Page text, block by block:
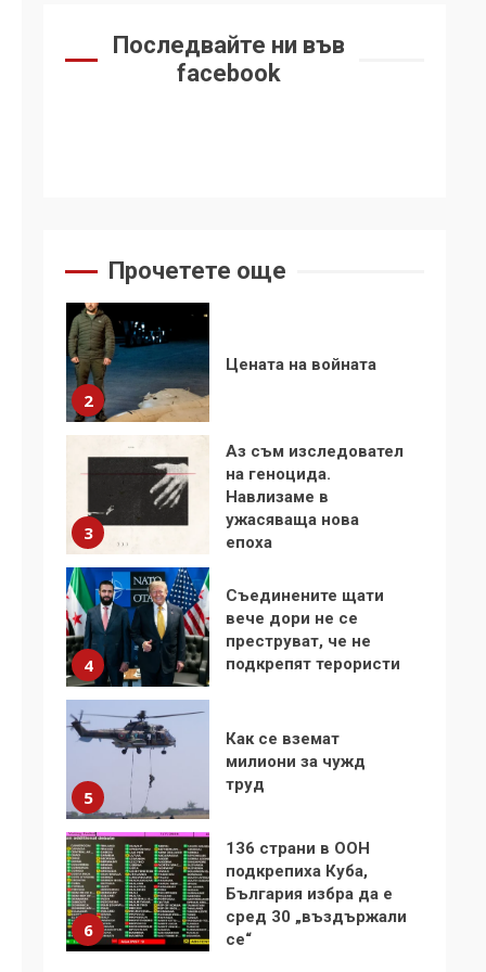
Последвайте ни във
facebook
Прочетете още
Удължаването на
1
стъпки от 1972 г.
2
Цената на войната
3
Аз съм изследовател
на геноцида.
Навлизаме в
ужасяваща нова
епоха
4
Съединените щати
вече дори не се
преструват, че не
подкрепят терористи
5
Как се вземат
милиони за чужд
труд
6
136 страни в ООН
подкрепиха Куба,
България избра да е
сред 30 „въздържали
се“